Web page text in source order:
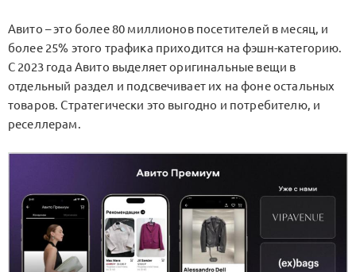
Авито – это более 80 миллионов посетителей в месяц, и
более 25% этого трафика приходится на фэшн-категорию.
С 2023 года Авито выделяет оригинальные вещи в
отдельный раздел и подсвечивает их на фоне остальных
товаров. Стратегически это выгодно и потребителю, и
реселлерам.